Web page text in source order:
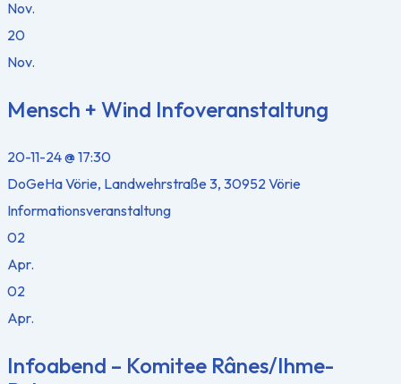
Nov.
20
Nov.
Mensch + Wind Infoveranstaltung
20-11-24 @ 17:30
DoGeHa Vörie, Landwehrstraße 3, 30952 Vörie
Informationsveranstaltung
02
Apr.
02
Apr.
Infoabend – Komitee Rânes/Ihme-